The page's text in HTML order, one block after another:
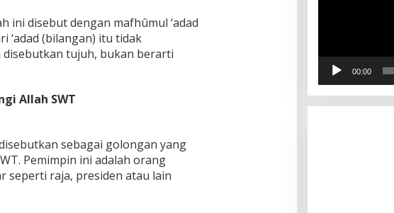
ini disebut dengan mafhûmul ‘adad
‘adad (bilangan) itu tidak
disebutkan tujuh, bukan berarti
Allah SWT
sebagai golongan yang
Pemimpin ini adalah orang
seperti raja, presiden atau lain
00:00